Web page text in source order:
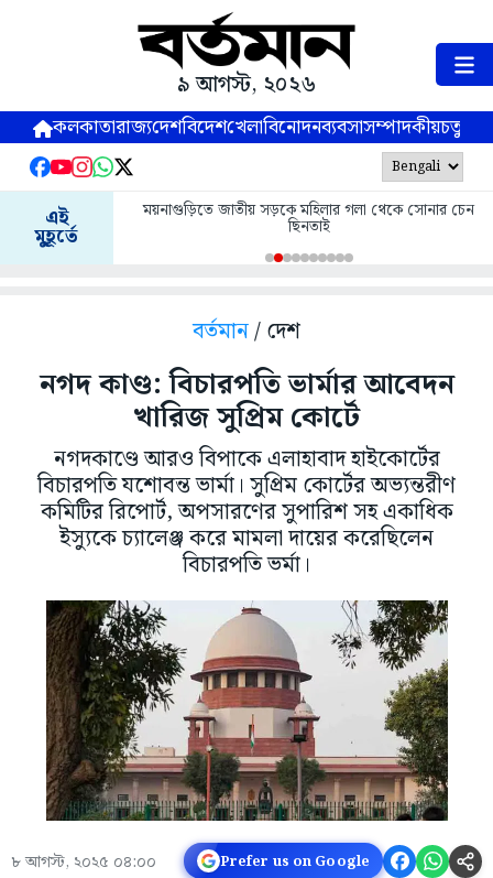
৯ আগস্ট, ২০২৬
কলকাতারাজ্যদেশবিদেশখেলাবিনোদনব্যবসাসম্পাদকীয়
এই
মুহূর্তে
ময়নাগুড়িতে জাতীয় সড়কে মহিলার গলা থেকে সোনার চেন
ছিনতাই
বর্তমান/ দেশ
নগদ কাণ্ড: বিচারপতি ভার্মার আবেদন
খারিজ সুপ্রিম কোর্টে
নগদকাণ্ডে আরও বিপাকে এলাহাবাদ হাইকোর্টের
বিচারপতি যশোবন্ত ভার্মা। সুপ্রিম কোর্টের অভ্যন্তরীণ
কমিটির রিপোর্ট, অপসারণের সুপারিশ সহ একাধিক
ইস্যুকে চ্যালেঞ্জ করে মামলা দায়ের করেছিলেন
বিচারপতি ভর্মা।
৮ আগস্ট, ২০২৫ ০৪:০০ Prefer us on Google